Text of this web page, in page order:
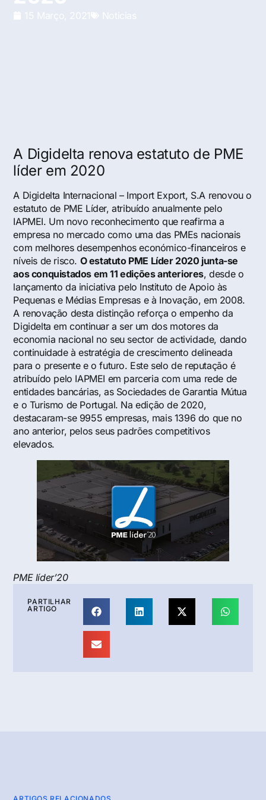
15 Março, 2021 Noticias
A Digidelta renova estatuto de PME
líder em 2020
A Digidelta Internacional – Import Export, S.A renovou o
estatuto de PME Líder, atribuído anualmente pelo
IAPMEI. Um novo reconhecimento que reafirma a
empresa no mercado como uma das PMEs nacionais
com melhores desempenhos económico-financeiros e
níveis de risco. O estatuto PME Líder 2020 junta-se
aos conquistados em 11 edições anteriores, desde o
lançamento da iniciativa pelo Instituto de Apoio às
Pequenas e Médias Empresas e à Inovação, em 2008.
A renovação desta distinção reforça o empenho da
Digidelta em continuar a ser um dos motores da
economia nacional no seu sector de actividade, dando
continuidade à estratégia de crescimento delineada
para o presente e o futuro. Este selo de reputação é
atribuído pelo IAPMEI em parceria com uma rede de
entidades bancárias, as Sociedades de Garantia Mútua
e o Turismo de Portugal. Na edição de 2020,
destacaram-se 9955 empresas, mais 1396 do que no
ano anterior, pelos seus padrões competitivos
elevados.
PME líder’20
PARTILHAR
ARTIGO